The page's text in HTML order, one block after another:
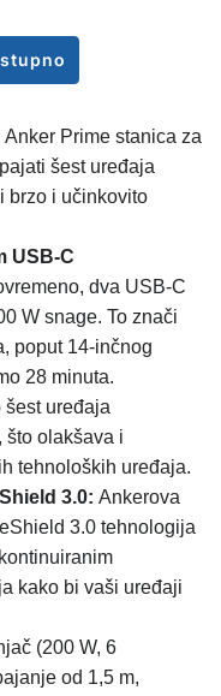
Anker Prime stanica za
šest uređaja
brzo i učinkovito
USB-C
dva USB-C
W snage. To znači
poput 14-inčnog
28 minuta.
šest uređaja
što olakšava i
tehnoloških uređaja.
3.0: Ankerova
3.0 tehnologija
kako bi vaši uređaji
(200 W, 6
od 1,5 m,